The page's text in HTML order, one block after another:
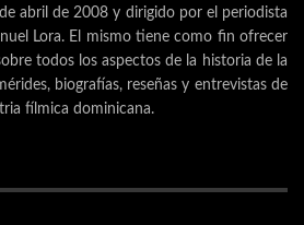
abril de 2008 y dirigido por el periodista
Lora. El mismo tiene como fin ofrecer
todos los aspectos de la historia de la
biografías, reseñas y entrevistas de
fílmica dominicana.